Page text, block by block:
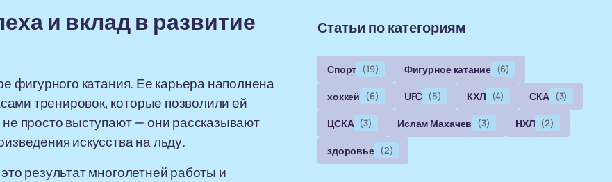
и вклад в развитие
фигурного катания. Ее карьера наполнена
тренировок, которые позволили ей
просто выступают — они рассказывают
искусства на льду.
результат многолетней работы и
Статьи по категориям
Спорт (19) Фигурное катание (6)
хоккей (6) UFC (5) КХЛ (4) СКА (3)
ЦСКА (3) Ислам Махачев (3) НХЛ (2)
здоровье (2)